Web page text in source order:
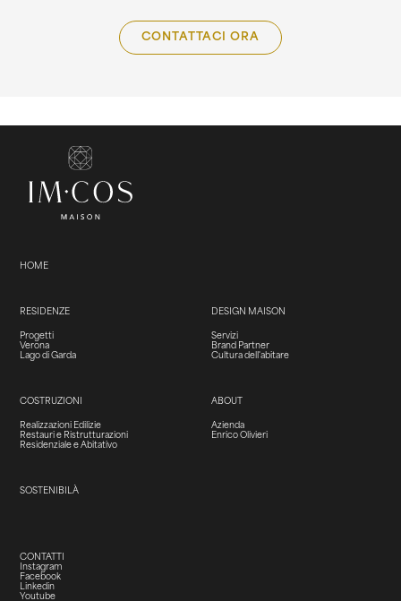
CONTATTACI ORA
HOME
RESIDENZE
Progetti
Verona
Lago di Garda
DESIGN MAISON
Servizi
Brand Partner
Cultura dell'abitare
COSTRUZIONI
Realizzazioni Edilizie
Restauri e Ristrutturazioni
Residenziale e Abitativo
ABOUT
Azienda
Enrico Olivieri
SOSTENIBILÀ
CONTATTI
Instagram
Facebook
Linkedin
Youtube